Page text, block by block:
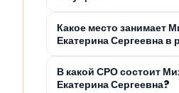
Какое место занимает
Екатерина Сергеевна в
В какой СРО состоит
Екатерина Сергеевна?